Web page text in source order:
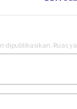
dipublikasikan. Ruas